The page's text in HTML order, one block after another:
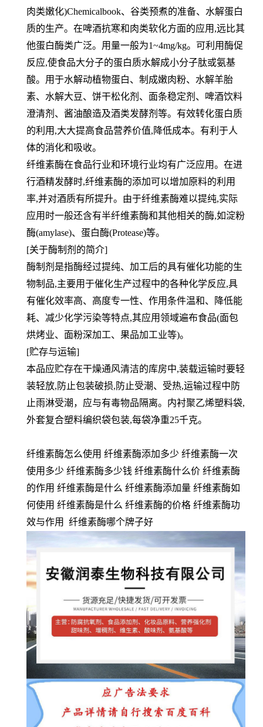
肉类嫩化)Chemicalbook、谷类预煮的准备、水解蛋白
质的生产。在啤酒抗寒和肉类软化方面的应用,远比其
他蛋白酶类广泛。用量一般为1~4mg/kg。 可利用酶促
反应,使食品大分子的蛋白质水解成小分子肽或氨基
酸。用于水解动植物蛋白、制成嫩肉粉、水解羊胎
素、水解大豆、饼干松化剂、面条稳定剂、啤酒饮料
澄清剂、酱油酿造及酒类发酵剂等。有效转化蛋白质
的利用,大大提高食品营养价值,降低成本。有利于人
体的消化和吸收。
纤维素酶在食品行业和环境行业均有广泛应用。在进
行酒精发酵时,纤维素酶的添加可以增加原料的利用
率,并对酒质有所提升。 由于纤维素酶难以提纯,实际
应用时一般还含有半纤维素酶和其他相关的酶,如淀粉
酶(amylase)、蛋白酶(Protease)等。
[关于酶制剂的简介]
酶制剂是指酶经过提纯、加工后的具有催化功能的生
物制品,主要用于催化生产过程中的各种化学反应,具
有催化效率高、高度专一性、作用条件温和、降低能
耗、减少化学污染等特点,其应用领域遍布食品(面包
烘烤业、面粉深加工、果品加工业等)。
[贮存与运输]
本品应贮存在干燥通风清洁的库房中,装载运输时要轻
装轻放,防止包装破损,防止受潮、受热,运输过程中防
止雨淋受潮，应与有毒物品隔离。内衬聚乙烯塑料袋,
外套复合塑料编织袋包装,每袋净重25千克。
纤维素酶怎么使用 纤维素酶添加多少 纤维素酶一次
使用多少 纤维素酶多少钱 纤维素酶什么价 纤维素酶
的作用 纤维素酶是什么 纤维素酶添加量 纤维素酶如
何使用 纤维素酶是什么 纤维素酶的价格 纤维素酶功
效与作用 纤维素酶哪个牌子好